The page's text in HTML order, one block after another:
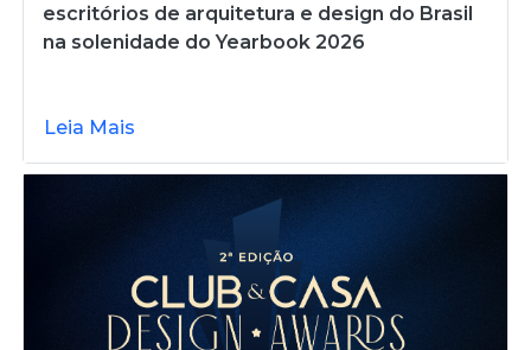
escritórios de arquitetura e design do Brasil
na solenidade do Yearbook 2026
Leia Mais